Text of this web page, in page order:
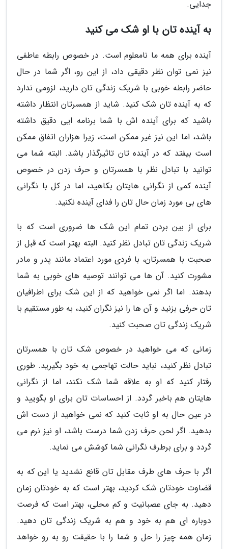
جدایی.
به آینده تان با او شک می کنید
آینده برای همه ما نامعلوم است. در خصوص رابطه عاطفی
نیز نمی توان نظر دقیقی داد، از این رو، اگر شما در حال
حاضر رابطه خوبی با شریک زندگی تان دارید، لزومی ندارد
که به آینده تان شک کنید. شاید از همسرتان انتظار داشته
باشید که برای آینده اش با شما برنامه ایی دقیق داشته
باشد، اما این نیز غیر ممکن است، زیرا هزاران اتفاق ممکن
است بیفتد که در آینده تان تاثیرگذار باشد. البته شما می
توانید با تبادل نظر با همسرتان و حرف زدن در خصوص
آینده کمی از نگرانی هایتان بکاهید، اما در کل با نگرانی
های بی مورد زمان حال تان را فدای آینده نکنید.
برای از بین بردن تمام این شک ها ضروری است که با
شریک زندگی تان تبادل نظر کنید. البته بهتر است که قبل از
صحبت با همسرتان، با فردی مورد اعتماد مانند پدر و مادر
مشورت کنید. آن ها می توانند توصیه های خوبی به شما
بدهند. اما اگر نمی خواهید که از این شک برای اطرافیان
تان حرفی بزنید و آن ها را نیز نگران کنید، به طور مستقیم با
شریک زندگی تان صحبت کنید.
زمانی که می خواهید در خصوص شک تان با همسرتان
تبادل نظر کنید، نباید حالت تهاجمی به خود بگیرید. طوری
رفتار کنید که او به علاقه شما شک نکند، اما از نگرانی
هایتان هم باخبر گردد. از احساسات تان برای او بگویید و
در عین حال به او ثابت کنید که نمی خواهید از دست اش
بدهید. اگر لحن حرف زدن شما درست باشد، او نیز نرم می
گردد و برای برطرف نگرانی شما کوشش می نماید.
اگر با حرف های طرف مقابل تان قانع نشدید یا این که به
قضاوت خودتان شک کردید، بهتر است که به خودتان زمان
دهید. به جای عصبانیت و کم محلی، بهتر است که فرصت
دوباره ای هم به خود و هم به شریک زندگی تان دهید.
زمان همه چیز را حل و شما را با حقیقت رو به رو خواهد